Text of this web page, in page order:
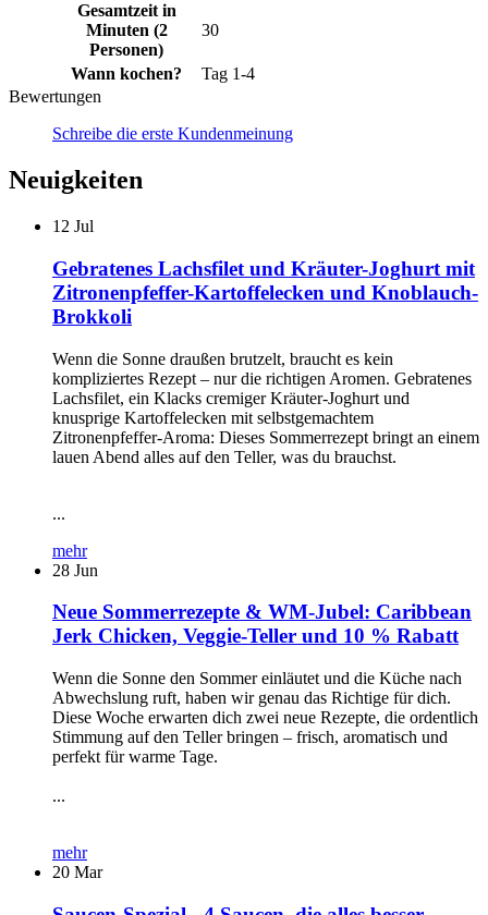
Gesamtzeit in
Minuten (2
Personen)
30
Wann kochen?
Tag 1-4
Bewertungen
Schreibe die erste Kundenmeinung
Neuigkeiten
12 Jul
Gebratenes Lachsfilet und Kräuter-Joghurt mit
Zitronenpfeffer-Kartoffelecken und Knoblauch-
Brokkoli
Wenn die Sonne draußen brutzelt, braucht es kein
kompliziertes Rezept – nur die richtigen Aromen. Gebratenes
Lachsfilet, ein Klacks cremiger Kräuter-Joghurt und
knusprige Kartoffelecken mit selbstgemachtem
Zitronenpfeffer-Aroma: Dieses Sommerrezept bringt an einem
lauen Abend alles auf den Teller, was du brauchst.
...
mehr
28 Jun
Neue Sommerrezepte & WM-Jubel: Caribbean
Jerk Chicken, Veggie-Teller und 10 % Rabatt
Wenn die Sonne den Sommer einläutet und die Küche nach
Abwechslung ruft, haben wir genau das Richtige für dich.
Diese Woche erwarten dich zwei neue Rezepte, die ordentlich
Stimmung auf den Teller bringen – frisch, aromatisch und
perfekt für warme Tage.
...
mehr
20 Mar